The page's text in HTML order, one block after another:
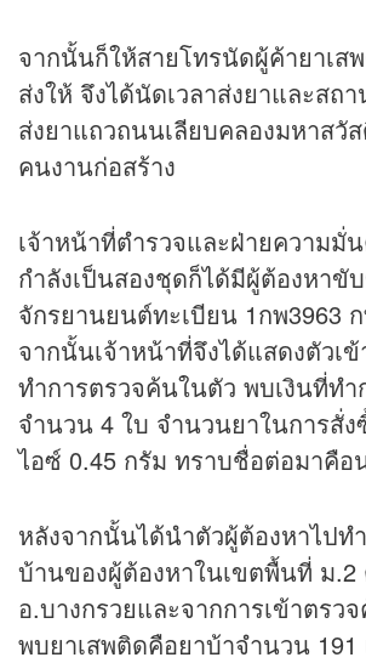
จากนั้นก็ให้สายโทรนัดผู้ค้ายาเส
ส่งให้ จึงได้นัดเวลาส่งยาและสถ
ส่งยาแถวถนนเลียบคลองมหาสวั
คนงานก่อสร้าง
เจ้าหน้าที่ตำรวจและฝ่ายความมั่
กำลังเป็นสองชุดก็ได้มีผู้ต้องหาขั
จักรยานยนต์ทะเบียน 1กพ3963
จากนั้นเจ้าหน้าที่จึงได้แสดงตัวเ
ทำการตรวจค้นในตัว พบเงินที่ทำ
จำนวน 4 ใบ จำนวนยาในการสั่ง
ไอซ์ 0.45 กรัม ทราบชื่อต่อมาคือ
หลังจากนั้นได้นำตัวผู้ต้องหาไปท
บ้านของผู้ต้องหาในเขตพื้นที่ ม.2
อ.บางกรวยและจากการเข้าตรว
พบยาเสพติดคือยาบ้าจำนวน 191